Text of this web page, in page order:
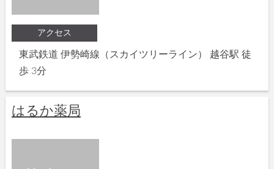
アクセス
東武鉄道 伊勢崎線（スカイツリーライン） 越谷駅 徒
歩 3分
はるか薬局